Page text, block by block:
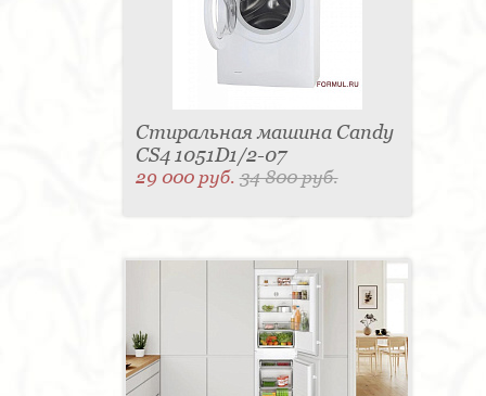
Стиральная машина Candy
CS4 1051D1/2-07
29 000 руб.34 800 руб.